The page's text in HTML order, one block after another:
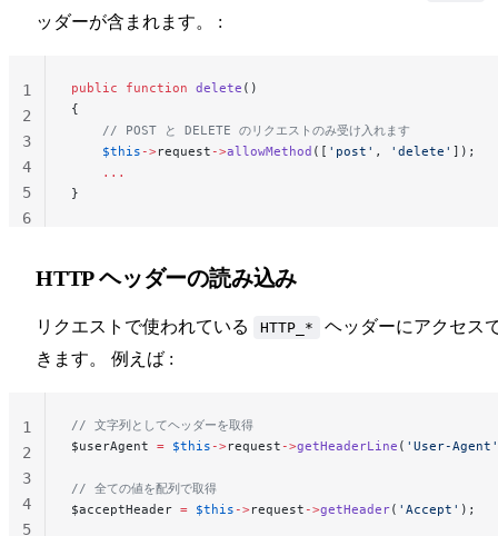
ッダーが含まれます。 :
public function delete ()
{
    // POST と DELETE のリクエストのみ受け入れます
    $this
->request ->allowMethod ([ 'post' , 'delete' ]);
    ...
}
1
2
3
4
5
6
HTTP ヘッダーの読み込み
リクエストで使われている HTTP_*
ヘッダーにアクセス
きます。 例えば :
// 文字列としてヘッダーを取得
$userAgent = $this ->request ->getHeaderLine ( 'User-Agent'
// 全ての値を配列で取得
$acceptHeader = $this ->request ->getHeader( 'Accept' );
1
2
3
4
5